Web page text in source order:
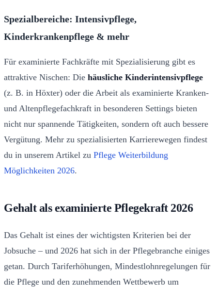
Spezialbereiche: Intensivpflege,
Kinderkrankenpflege & mehr
Für examinierte Fachkräfte mit Spezialisierung gibt es
attraktive Nischen: Die häusliche Kinderintensivpflege
(z. B. in Höxter) oder die Arbeit als examinierte Kranken-
und Altenpflegefachkraft in besonderen Settings bieten
nicht nur spannende Tätigkeiten, sondern oft auch bessere
Vergütung. Mehr zu spezialisierten Karrierewegen findest
du in unserem Artikel zu Pflege Weiterbildung
Möglichkeiten 2026.
Gehalt als examinierte Pflegekraft 2026
Das Gehalt ist eines der wichtigsten Kriterien bei der
Jobsuche – und 2026 hat sich in der Pflegebranche einiges
getan. Durch Tariferhöhungen, Mindestlohnregelungen für
die Pflege und den zunehmenden Wettbewerb um